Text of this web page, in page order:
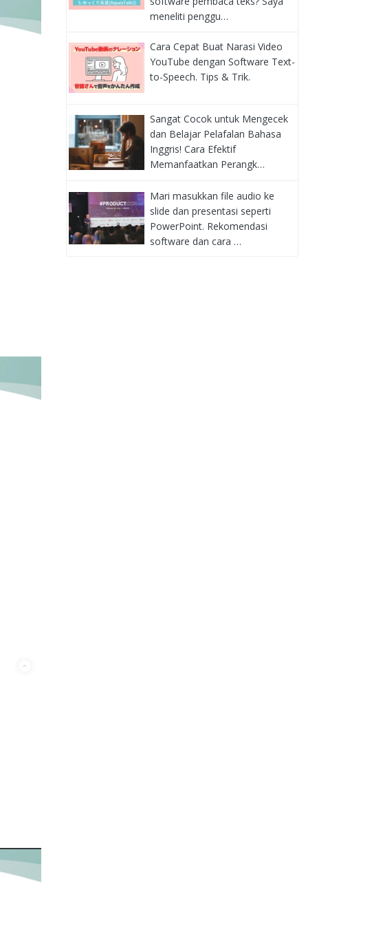
meneliti penggu…
Cara Cepat Buat Narasi Video
YouTube dengan Software Text-
to-Speech. Tips & Trik.
Sangat Cocok untuk Mengecek
dan Belajar Pelafalan Bahasa
Inggris! Cara Efektif
Memanfaatkan Perangk…
Mari masukkan file audio ke
slide dan presentasi seperti
PowerPoint. Rekomendasi
software dan cara …